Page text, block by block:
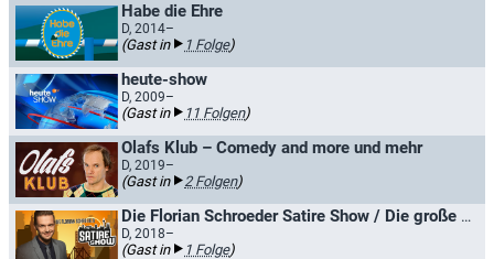
Habe die Ehre
D, 2014–
(Gast in 1 Folge)
heute-show
D, 2009–
(Gast in 11 Folgen)
Olafs Klub – Comedy and more und mehr
D, 2019–
(Gast in 2 Folgen)
Die Florian Schroeder Satire Show / Die große radioeins Satireshow
D, 2018–
(Gast in 1 Folge)